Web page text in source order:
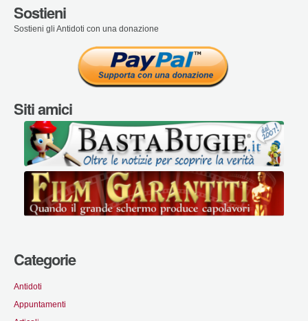
Sostieni
Sostieni gli Antidoti con una donazione
Siti amici
Categorie
Antidoti
Appuntamenti